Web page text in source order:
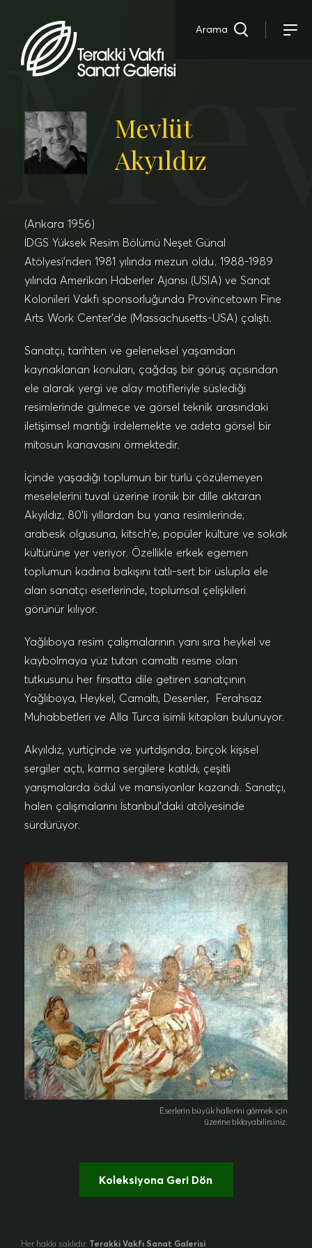
Arama
Mevlüt
Akyıldız
(Ankara 1956)
İDGS Yüksek Resim Bölümü Neşet Günal
Atölyesi’nden 1981 yılında mezun oldu. 1988-1989
yılında Amerikan Haberler Ajansı (USIA) ve Sanat
Kolonileri Vakfı sponsorluğunda Provincetown Fine
Arts Work Center’de (Massachusetts-USA) çalıştı.
Sanatçı, tarihten ve geleneksel yaşamdan
kaynaklanan konuları, çağdaş bir görüş açısından
ele alarak yergi ve alay motifleriyle süslediği
resimlerinde gülmece ve görsel teknik arasındaki
iletişimsel mantığı irdelemekte ve adeta görsel bir
mitosun kanavasını örmektedir.
İçinde yaşadığı toplumun bir türlü çözülemeyen
meselelerini tuval üzerine ironik bir dille aktaran
Akyıldız, 80’li yıllardan bu yana resimlerinde;
arabesk olgusuna, kitsch’e, popüler kültüre ve sokak
kültürüne yer veriyor. Özellikle erkek egemen
toplumun kadına bakışını tatlı-sert bir üslupla ele
alan sanatçı eserlerinde, toplumsal çelişkileri
görünür kılıyor.
Yağlıboya resim çalışmalarının yanı sıra heykel ve
kaybolmaya yüz tutan camaltı resme olan
tutkusunu her fırsatta dile getiren sanatçının
Yağlıboya, Heykel, Camaltı, Desenler, Ferahsaz
Muhabbetleri ve Alla Turca isimli kitapları bulunuyor.
Akyıldız, yurtiçinde ve yurtdışında, birçok kişisel
sergiler açtı, karma sergilere katıldı, çeşitli
yarışmalarda ödül ve mansiyonlar kazandı. Sanatçı,
halen çalışmalarını İstanbul’daki atölyesinde
sürdürüyor.
Eserlerin büyük hallerini görmek için
üzerine tıklayabilirsiniz.
Koleksiyona Geri Dön
Her hakkı saklıdır. Terakki Vakfı Sanat Galerisi